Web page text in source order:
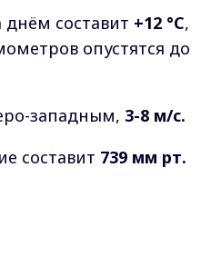
днём составит +12 °C,
опустятся до
западным, 3-8 м/с.
составит 739 мм рт.